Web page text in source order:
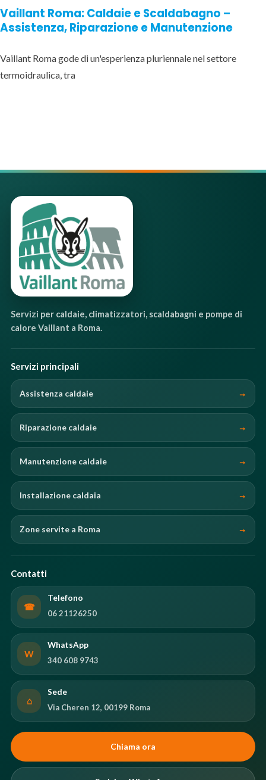
Vaillant Roma: Caldaie e Scaldabagno –
Assistenza, Riparazione e Manutenzione
Vaillant Roma gode di un'esperienza pluriennale nel settore
termoidraulica, tra
Servizi per caldaie, climatizzatori, scaldabagni e pompe di
calore Vaillant a Roma.
Servizi principali
Assistenza caldaie
Riparazione caldaie
Manutenzione caldaie
Installazione caldaia
Zone servite a Roma
Contatti
☎
Telefono
06 21126250
W
WhatsApp
340 608 9743
⌂
Sede
Via Cheren 12, 00199 Roma
Chiama ora